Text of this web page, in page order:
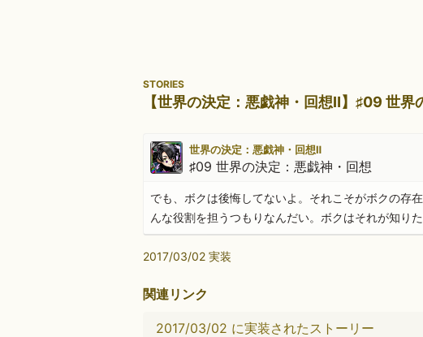
STORIES
【世界の決定：悪戯神・回想Ⅱ】♯09 世
世界の決定：悪戯神・回想Ⅱ
♯09 世界の決定：悪戯神・回想
でも、ボクは後悔してないよ。それこそがボクの存
んな役割を担うつもりなんだい。ボクはそれが知り
2017/03/02 実装
関連リンク
2017/03/02 に実装されたストーリー